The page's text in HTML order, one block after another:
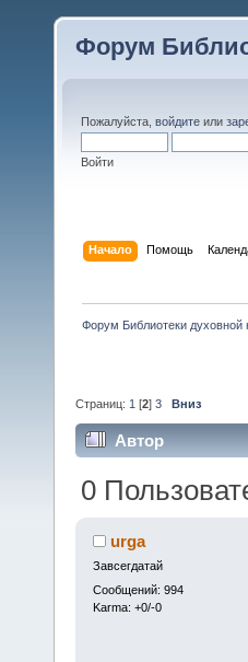
Форум
Пожалуйста, войдите или
Войти
Начало Помощь
Форум Библиотеки духовной
Страниц: 1 [2] 3 Вниз
Автор
0
urga
Завсегдатай
Сообщений: 994
Karma: +0/-0